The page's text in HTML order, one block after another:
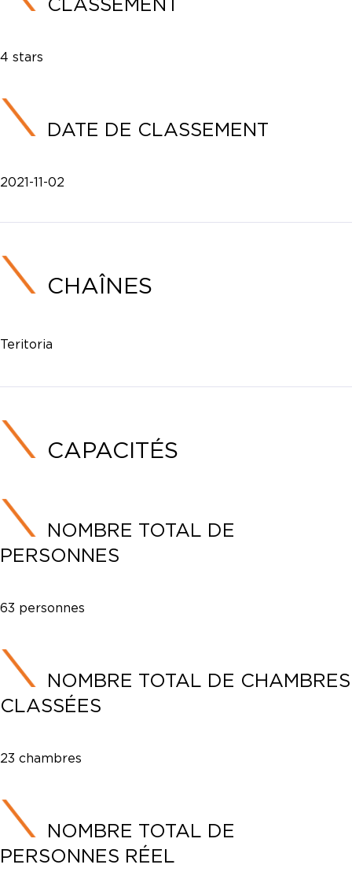
4 stars
DATE DE CLASSEMENT
2021-11-02
CHAÎNES
Teritoria
CAPACITÉS
NOMBRE TOTAL DE
PERSONNES
63 personnes
NOMBRE TOTAL DE CHAMBRES
CLASSÉES
23 chambres
NOMBRE TOTAL DE
PERSONNES RÉEL